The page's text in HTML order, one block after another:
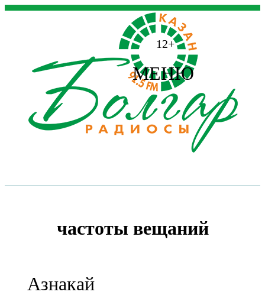
12+
МЕНЮ
частоты вещаний
Азнакай